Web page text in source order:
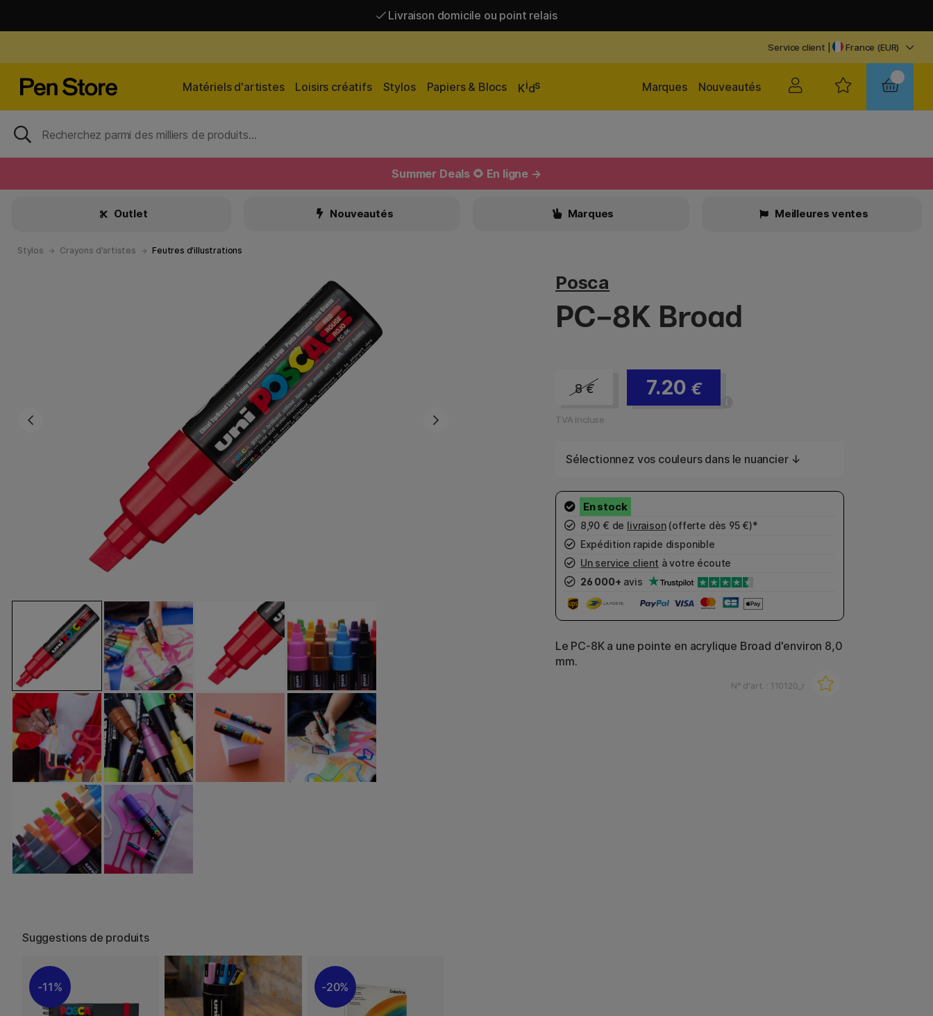
Livraison domicile ou point relais
Service client | France (EUR)
Matériels d'artistes Loisirs créatifs Stylos Papiers & Blocs Kids Nouveautés
Marques
Summer Deals 🌻 En ligne →
Outlet Nouveautés Marques Meilleures ventes
Stylos Crayons d'artistes Feutres d'illustrations
Suggestions de produits
11% 20%
Posca
PC-8K Broad
8€ 7.20 €
TVA incluse
Sélectionnez vos couleurs dans le nuancier ↓
8,90 € de livraison(offerte dès 95 €)*
Expédition rapide disponible
Un service client à votre écoute
26 000+ avis
Le PC-8K a une pointe en acrylique Broad d'environ 8,0
mm.
N° d'art. : 110120_r